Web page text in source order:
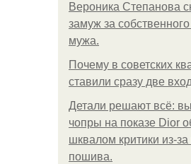
Вероника Степанова
замуж за
мужа.
Почему в советских
ставили сразу две
Детали решают всё:
чопры на показе Dior
шквалом критики из-
пошива.